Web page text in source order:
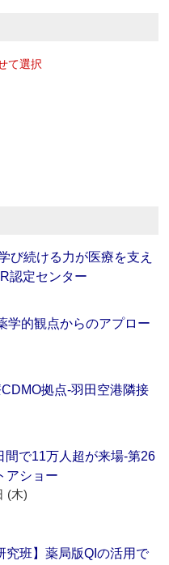
て選択
び続ける力が医療を支え
認定センター
学的観点からのアプロー
拠点‐羽田空港隣接
間で11万人超が来場‐第26
アショー
(木)
究班】薬局版QIの活用で